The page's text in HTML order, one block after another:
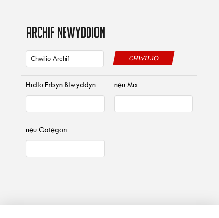
ARCHIF NEWYDDION
CHWILIO
Hidlo Erbyn Blwyddyn neu Mis
neu Gategori